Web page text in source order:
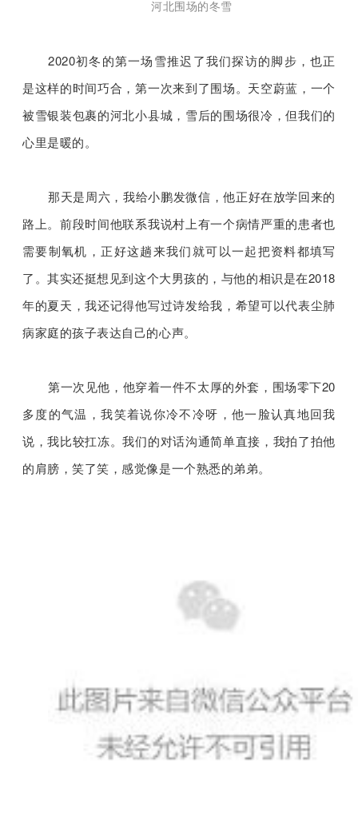
河北围场的冬雪
2020初冬的第一场雪推迟了我们探访的脚步，也正
是这样的时间巧合，第一次来到了围场。天空蔚蓝，一个
被雪银装包裹的河北小县城，雪后的围场很冷，但我们的
心里是暖的。
那天是周六，我给小鹏发微信，他正好在放学回来的
路上。前段时间他联系我说村上有一个病情严重的患者也
需要制氧机，正好这趟来我们就可以一起把资料都填写
了。其实还挺想见到这个大男孩的，与他的相识是在2018
年的夏天，我还记得他写过诗发给我，希望可以代表尘肺
病家庭的孩子表达自己的心声。
第一次见他，他穿着一件不太厚的外套，围场零下20
多度的气温，我笑着说你冷不冷呀，他一脸认真地回我
说，我比较扛冻。我们的对话沟通简单直接，我拍了拍他
的肩膀，笑了笑，感觉像是一个熟悉的弟弟。